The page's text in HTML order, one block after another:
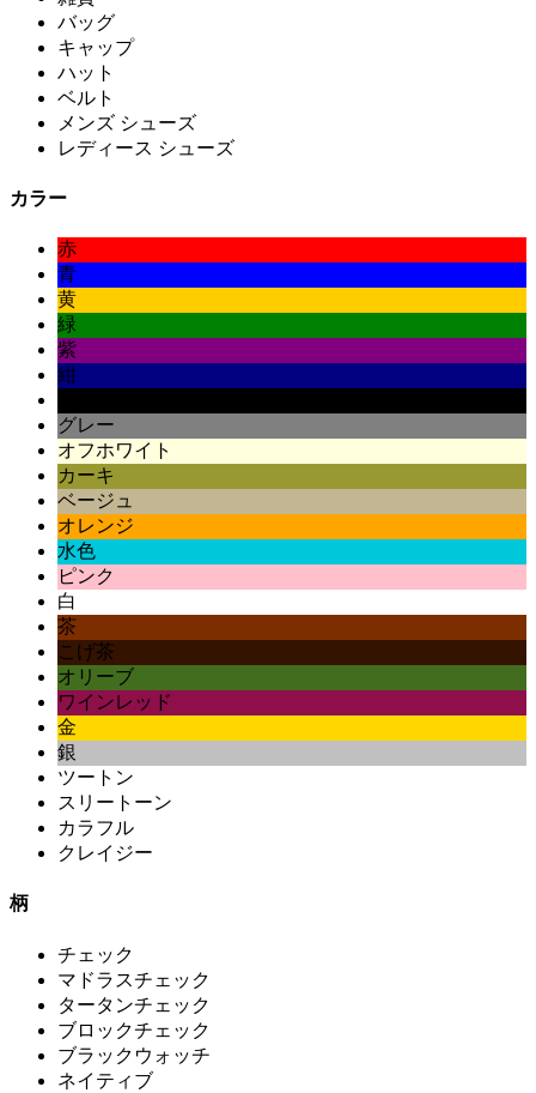
バッグ
キャップ
ハット
ベルト
メンズ シューズ
レディース シューズ
カラー
赤
青
黄
緑
紫
紺
グレー
オフホワイト
カーキ
ベージュ
オレンジ
水色
ピンク
白
茶
こげ茶
オリーブ
ワインレッド
金
銀
ツートン
スリートーン
カラフル
クレイジー
柄
チェック
マドラスチェック
タータンチェック
ブロックチェック
ブラックウォッチ
ネイティブ